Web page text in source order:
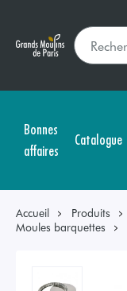
Bonnes
affaires
Catalogue
Accueil Produits
Moules barquettes